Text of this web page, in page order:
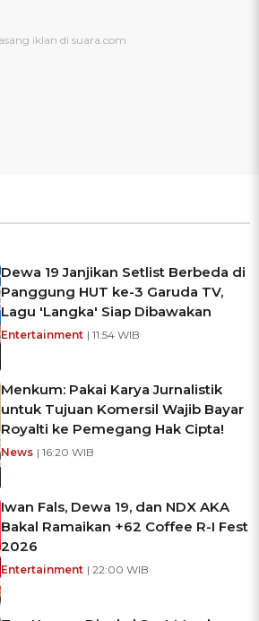
Dewa 19 Janjikan Setlist Berbeda di
Panggung HUT ke-3 Garuda TV,
Lagu 'Langka' Siap Dibawakan
Entertainment | 11:54 WIB
Menkum: Pakai Karya Jurnalistik
untuk Tujuan Komersil Wajib Bayar
Royalti ke Pemegang Hak Cipta!
News | 16:20 WIB
Iwan Fals, Dewa 19, dan NDX AKA
Bakal Ramaikan +62 Coffee R-I Fest
2026
Entertainment | 22:00 WIB